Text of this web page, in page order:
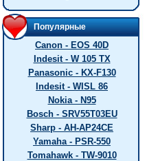
Популярные
Canon - EOS 40D
Indesit - W 105 TX
Panasonic - KX-F130
Indesit - WISL 86
Nokia - N95
Bosch - SRV55T03EU
Sharp - AH-AP24CE
Yamaha - PSR-550
Tomahawk - TW-9010